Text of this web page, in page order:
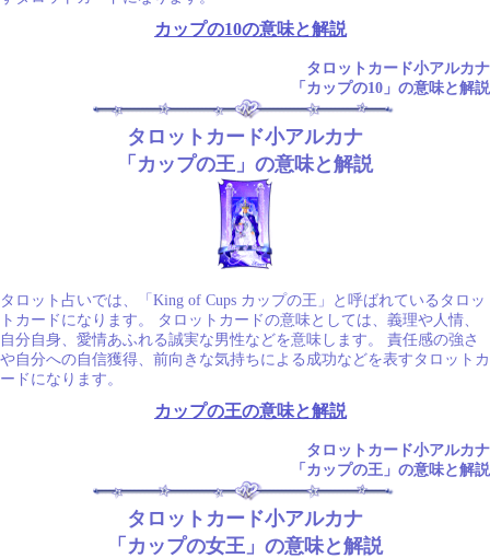
カップの10の意味と解説
タロットカード小アルカナ
「カップの10」の意味と解説
タロットカード小アルカナ
「カップの王」の意味と解説
タロット占いでは、「King of Cups カップの王」と呼ばれているタロッ
トカードになります。 タロットカードの意味としては、義理や人情、
自分自身、愛情あふれる誠実な男性などを意味します。 責任感の強さ
や自分への自信獲得、前向きな気持ちによる成功などを表すタロットカ
ードになります。
カップの王の意味と解説
タロットカード小アルカナ
「カップの王」の意味と解説
タロットカード小アルカナ
「カップの女王」の意味と解説